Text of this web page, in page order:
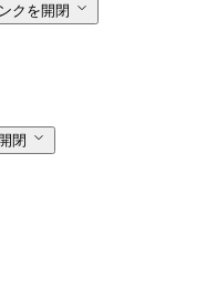
クを開閉
閉